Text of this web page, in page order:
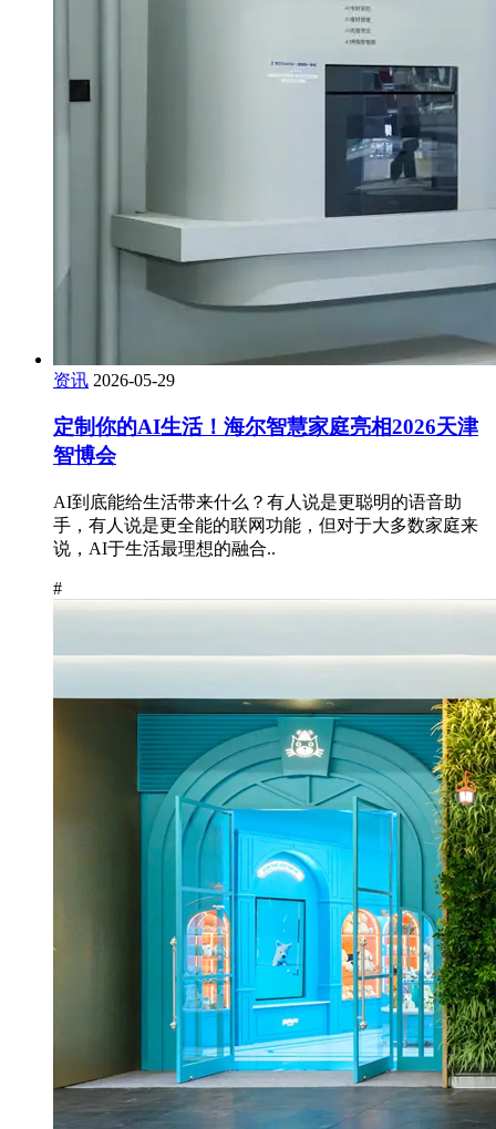
资讯 2026-05-29
定制你的AI生活！海尔智慧家庭亮相2026天津
智博会
AI到底能给生活带来什么？有人说是更聪明的语音助
手，有人说是更全能的联网功能，但对于大多数家庭来
说，AI于生活最理想的融合..
#